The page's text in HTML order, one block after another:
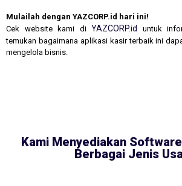
Mulailah dengan YAZCORP.id hari ini!
Cek website kami di YAZCORP.id
untuk
temukan bagaimana aplikasi kasir terbaik ini
mengelola bisnis.
Kami Menyediakan
Berbagai Jenis